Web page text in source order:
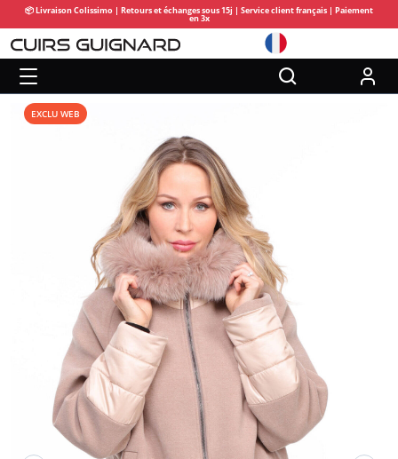
📦 Livraison Colissimo | Retours et échanges sous 15j | Service client français | Paiement
en 3x
EXCLU WEB